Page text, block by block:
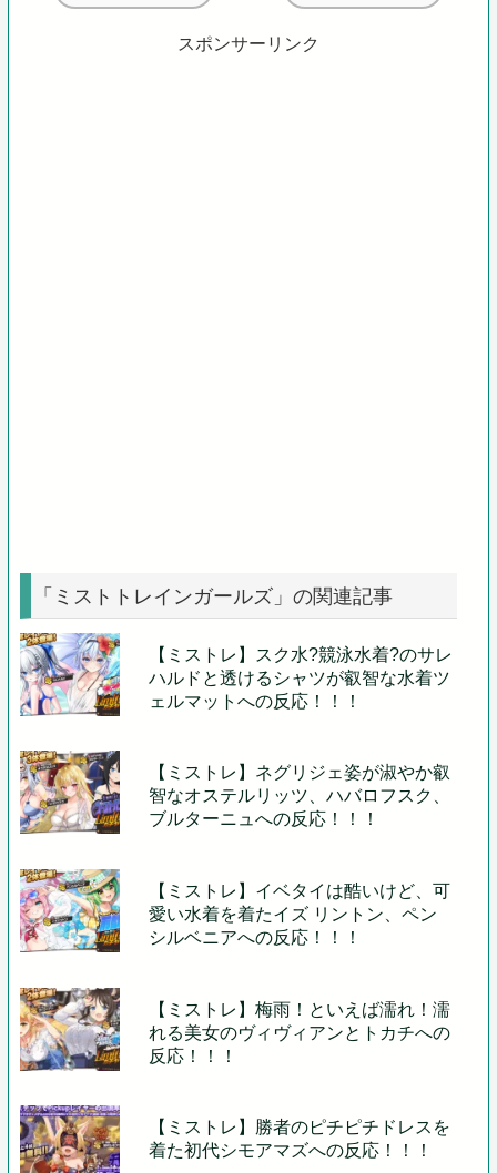
スポンサーリンク
「ミストトレインガールズ」の関連記事
【ミストレ】スク水?競泳水着?のサレ
ハルドと透けるシャツが叡智な水着ツ
ェルマットへの反応！！！
【ミストレ】ネグリジェ姿が淑やか叡
智なオステルリッツ、ハバロフスク、
ブルターニュへの反応！！！
【ミストレ】イベタイは酷いけど、可
愛い水着を着たイズ リントン、ペン
シルベニアへの反応！！！
【ミストレ】梅雨！といえば濡れ！濡
れる美女のヴィヴィアンとトカチへの
反応！！！
【ミストレ】勝者のピチピチドレスを
着た初代シモアマズへの反応！！！